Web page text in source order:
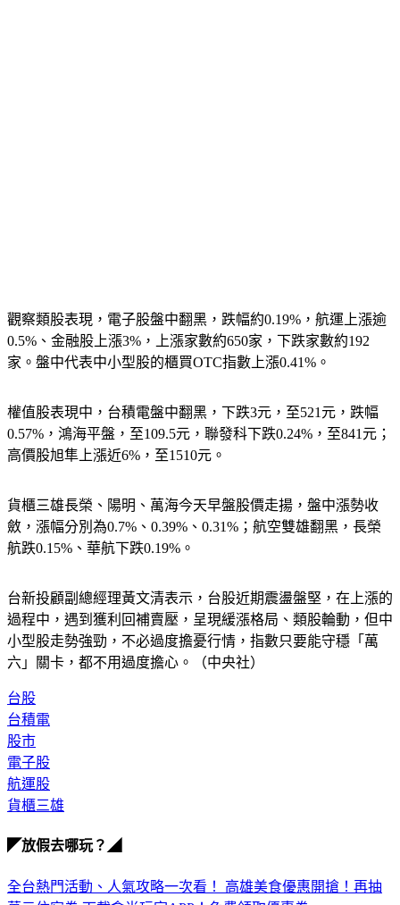
觀察類股表現，電子股盤中翻黑，跌幅約0.19%，航運上漲逾
0.5%、金融股上漲3%，上漲家數約650家，下跌家數約192
權值股表現中，台積電盤中翻黑，下跌3元，至521元，跌幅
0.57%，鴻海平盤，至109.5元，聯發科下跌0.24%，至841元；
貨櫃三雄長榮、陽明、萬海今天早盤股價走揚，盤中漲勢收
斂，漲幅分別為0.7%、0.39%、0.31%；航空雙雄翻黑，長榮
台新投顧副總經理黃文清表示，台股近期震盪盤堅，在上漲的
過程中，遇到獲利回補賣壓，呈現緩漲格局、類股輪動，但中
小型股走勢強勁，不必過度擔憂行情，指數只要能守穩「萬
台股
台積電
股市
電子股
航運股